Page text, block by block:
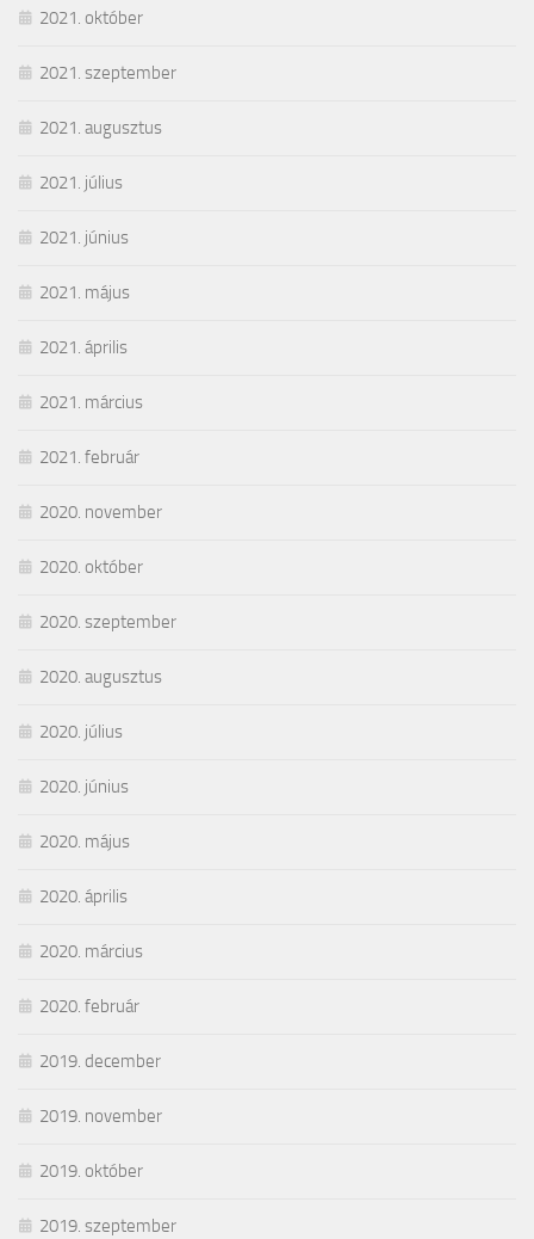
2021. október
2021. szeptember
2021. augusztus
2021. július
2021. június
2021. május
2021. április
2021. március
2021. február
2020. november
2020. október
2020. szeptember
2020. augusztus
2020. július
2020. június
2020. május
2020. április
2020. március
2020. február
2019. december
2019. november
2019. október
2019. szeptember